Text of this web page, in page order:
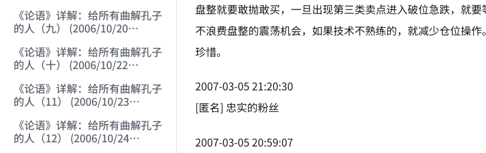
《论语》详解：给所有曲解孔子
的人（九） (2006/10/20
《论语》详解：给所有曲解孔子
的人（十） (2006/10/22
《论语》详解：给所有曲解孔子
的人（11） (2006/10/23
《论语》详解：给所有曲解孔子
的人（12） (2006/10/24
盘整就要敢抛敢买，一旦出现第三类卖点进入破位急跌，就
不浪费盘整的震荡机会，如果技术不熟练的，就减少仓位操
珍惜。
2007-03-05 21:20:30
[匿名] 忠实的粉丝
2007-03-05 20:59:07